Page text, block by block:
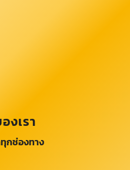
งเรา
กช่องทาง